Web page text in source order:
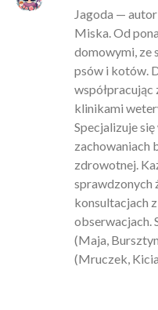
Jagoda —
Miska. Od
domowymi, ze
psów i kotów.
współpracując
klinikami
Specjalizuje
zachowaniach
zdrowotnej.
sprawdzonych
konsultacjach
obserwacjach.
(Maja,
(Mruczek,